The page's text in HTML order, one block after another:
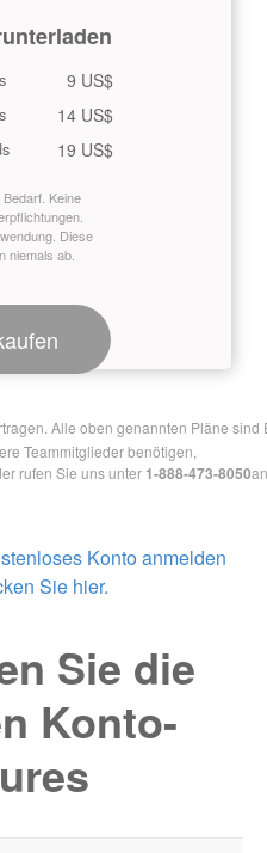
9 US$
14 US$
19 US$
Keine
Diese
niemals ab.
Alle oben genannten Pläne
Teammitglieder benötigen,
rufen Sie uns unter 1-888-473-8050
Konto anmelden
Sie hier.
Sie die
Konto-